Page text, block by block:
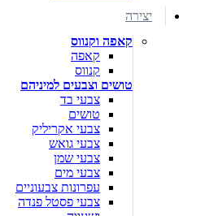
יצירה
קאפה וקנווס
קאפה
קנווס
טושים וצבעים למיניהם
צבעי בד
טושים
צבעי אקריליק
צבעי גואש
צבעי שמן
צבעי מים
עפרונות צבעוניים
צבעי פסטל פנדה